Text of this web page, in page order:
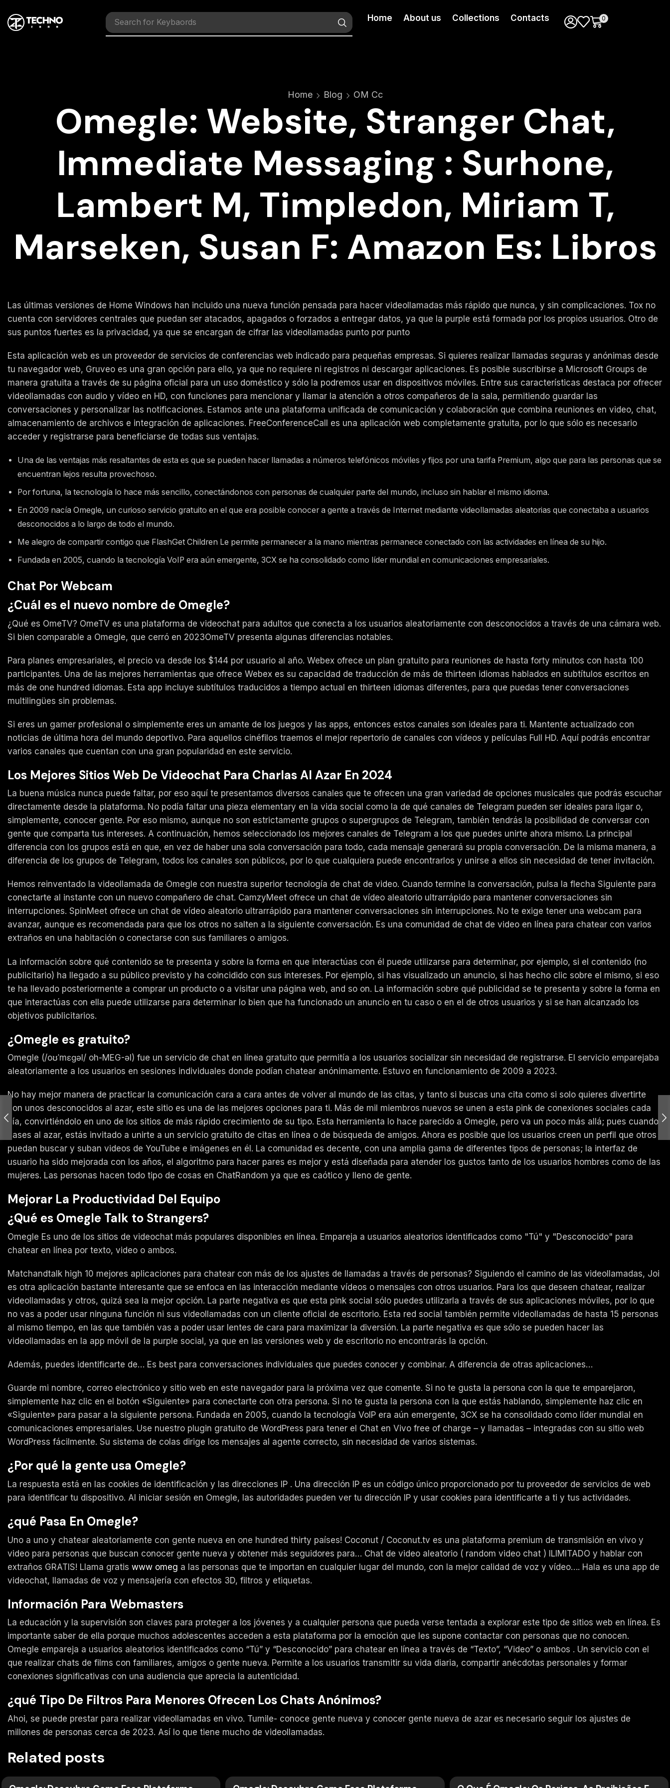
Search for Mouses Home About us Collections Contacts 0
Home Blog OM Cc
Omegle: Website, Stranger Chat,
Immediate Messaging : Surhone,
Lambert M, Timpledon, Miriam T,
Marseken, Susan F: Amazon Es: Libros
Las últimas versiones de Home Windows han incluido una nueva función pensada para hacer videollamadas más rápido que nunca, y sin complicaciones. Tox no
cuenta con servidores centrales que puedan ser atacados, apagados o forzados a entregar datos, ya que la purple está formada por los propios usuarios. Otro de
sus puntos fuertes es la privacidad, ya que se encargan de cifrar las videollamadas punto por punto
Esta aplicación web es un proveedor de servicios de conferencias web indicado para pequeñas empresas. Si quieres realizar llamadas seguras y anónimas desde
tu navegador web, Gruveo es una gran opción para ello, ya que no requiere ni registros ni descargar aplicaciones. Es posible suscribirse a Microsoft Groups de
manera gratuita a través de su página oficial para un uso doméstico y sólo la podremos usar en dispositivos móviles. Entre sus características destaca por ofrecer
videollamadas con audio y vídeo en HD, con funciones para mencionar y llamar la atención a otros compañeros de la sala, permitiendo guardar las
conversaciones y personalizar las notificaciones. Estamos ante una plataforma unificada de comunicación y colaboración que combina reuniones en video, chat,
almacenamiento de archivos e integración de aplicaciones. FreeConferenceCall es una aplicación web completamente gratuita, por lo que sólo es necesario
acceder y registrarse para beneficiarse de todas sus ventajas.
Una de las ventajas más resaltantes de esta es que se pueden hacer llamadas a números telefónicos móviles y fijos por una tarifa Premium, algo que para las personas que se
encuentran lejos resulta provechoso.
Por fortuna, la tecnología lo hace más sencillo, conectándonos con personas de cualquier parte del mundo, incluso sin hablar el mismo idioma.
En 2009 nacía Omegle, un curioso servicio gratuito en el que era posible conocer a gente a través de Internet mediante videollamadas aleatorias que conectaba a usuarios
desconocidos a lo largo de todo el mundo.
Me alegro de compartir contigo que FlashGet Children Le permite permanecer a la mano mientras permanece conectado con las actividades en línea de su hijo.
Fundada en 2005, cuando la tecnología VoIP era aún emergente, 3CX se ha consolidado como líder mundial en comunicaciones empresariales.
Chat Por Webcam
¿Cuál es el nuevo nombre de Omegle?
¿Qué es OmeTV? OmeTV es una plataforma de videochat para adultos que conecta a los usuarios aleatoriamente con desconocidos a través de una cámara web.
Si bien comparable a Omegle, que cerró en 2023OmeTV presenta algunas diferencias notables.
Para planes empresariales, el precio va desde los $144 por usuario al año. Webex ofrece un plan gratuito para reuniones de hasta forty minutos con hasta 100
participantes. Una de las mejores herramientas que ofrece Webex es su capacidad de traducción de más de thirteen idiomas hablados en subtítulos escritos en
más de one hundred idiomas. Esta app incluye subtítulos traducidos a tiempo actual en thirteen idiomas diferentes, para que puedas tener conversaciones
multilingües sin problemas.
Si eres un gamer profesional o simplemente eres un amante de los juegos y las apps, entonces estos canales son ideales para ti. Mantente actualizado con
noticias de última hora del mundo deportivo. Para aquellos cinéfilos traemos el mejor repertorio de canales con vídeos y películas Full HD. Aquí podrás encontrar
varios canales que cuentan con una gran popularidad en este servicio.
Los Mejores Sitios Web De Videochat Para Charlas Al Azar En 2024
La buena música nunca puede faltar, por eso aquí te presentamos diversos canales que te ofrecen una gran variedad de opciones musicales que podrás escuchar
directamente desde la plataforma. No podía faltar una pieza elementary en la vida social como la de qué canales de Telegram pueden ser ideales para ligar o,
simplemente, conocer gente. Por eso mismo, aunque no son estrictamente grupos o supergrupos de Telegram, también tendrás la posibilidad de conversar con
gente que comparta tus intereses. A continuación, hemos seleccionado los mejores canales de Telegram a los que puedes unirte ahora mismo. La principal
diferencia con los grupos está en que, en vez de haber una sola conversación para todo, cada mensaje generará su propia conversación. De la misma manera, a
diferencia de los grupos de Telegram, todos los canales son públicos, por lo que cualquiera puede encontrarlos y unirse a ellos sin necesidad de tener invitación.
Hemos reinventado la videollamada de Omegle con nuestra superior tecnología de chat de video. Cuando termine la conversación, pulsa la flecha Siguiente para
conectarte al instante con un nuevo compañero de chat. CamzyMeet ofrece un chat de vídeo aleatorio ultrarrápido para mantener conversaciones sin
interrupciones. SpinMeet ofrece un chat de vídeo aleatorio ultrarrápido para mantener conversaciones sin interrupciones. No te exige tener una webcam para
avanzar, aunque es recomendada para que los otros no salten a la siguiente conversación. Es una comunidad de chat de video en línea para chatear con varios
extraños en una habitación o conectarse con sus familiares o amigos.
La información sobre qué contenido se te presenta y sobre la forma en que interactúas con él puede utilizarse para determinar, por ejemplo, si el contenido (no
publicitario) ha llegado a su público previsto y ha coincidido con sus intereses. Por ejemplo, si has visualizado un anuncio, si has hecho clic sobre el mismo, si eso
te ha llevado posteriormente a comprar un producto o a visitar una página web, and so on. La información sobre qué publicidad se te presenta y sobre la forma en
que interactúas con ella puede utilizarse para determinar lo bien que ha funcionado un anuncio en tu caso o en el de otros usuarios y si se han alcanzado los
objetivos publicitarios.
¿Omegle es gratuito?
Omegle (/oʊˈmɛɡəl/ oh-MEG-əl) fue un servicio de chat en línea gratuito que permitía a los usuarios socializar sin necesidad de registrarse. El servicio emparejaba
aleatoriamente a los usuarios en sesiones individuales donde podían chatear anónimamente. Estuvo en funcionamiento de 2009 a 2023.
No hay mejor manera de practicar la comunicación cara a cara antes de volver al mundo de las citas, y tanto si buscas una cita como si solo quieres divertirte
con unos desconocidos al azar, este sitio es una de las mejores opciones para ti. Más de mil miembros nuevos se unen a esta pink de conexiones sociales cada
día, convirtiéndolo en uno de los sitios de más rápido crecimiento de su tipo. Esta herramienta lo hace parecido a Omegle, pero va un poco más allá; pues cuando
pases al azar, estás invitado a unirte a un servicio gratuito de citas en línea o de búsqueda de amigos. Ahora es posible que los usuarios creen un perfil que otros
puedan buscar y suban videos de YouTube e imágenes en él. La comunidad es decente, con una amplia gama de diferentes tipos de personas; la interfaz de
usuario ha sido mejorada con los años, el algoritmo para hacer pares es mejor y está diseñada para atender los gustos tanto de los usuarios hombres como de las
mujeres. Las personas hacen todo tipo de cosas en ChatRandom ya que es caótico y lleno de gente.
Mejorar La Productividad Del Equipo
¿Qué es Omegle Talk to Strangers?
Omegle Es uno de los sitios de videochat más populares disponibles en línea. Empareja a usuarios aleatorios identificados como "Tú" y "Desconocido" para
chatear en línea por texto, video o ambos.
Matchandtalk high 10 mejores aplicaciones para chatear con más de los ajustes de llamadas a través de personas? Siguiendo el camino de las videollamadas, Joi
es otra aplicación bastante interesante que se enfoca en las interacción mediante vídeos o mensajes con otros usuarios. Para los que deseen chatear, realizar
videollamadas y otros, quizá sea la mejor opción. La parte negativa es que esta pink social sólo puedes utilizarla a través de sus aplicaciones móviles, por lo que
no vas a poder usar ninguna función ni sus videollamadas con un cliente oficial de escritorio. Esta red social también permite videollamadas de hasta 15 personas
al mismo tiempo, en las que también vas a poder usar lentes de cara para maximizar la diversión. La parte negativa es que sólo se pueden hacer las
videollamadas en la app móvil de la purple social, ya que en las versiones web y de escritorio no encontrarás la opción.
Además, puedes identificarte de… Es best para conversaciones individuales que puedes conocer y combinar. A diferencia de otras aplicaciones…
Guarde mi nombre, correo electrónico y sitio web en este navegador para la próxima vez que comente. Si no te gusta la persona con la que te emparejaron,
simplemente haz clic en el botón «Siguiente» para conectarte con otra persona. Si no te gusta la persona con la que estás hablando, simplemente haz clic en
«Siguiente» para pasar a la siguiente persona. Fundada en 2005, cuando la tecnología VoIP era aún emergente, 3CX se ha consolidado como líder mundial en
comunicaciones empresariales. Use nuestro plugin gratuito de WordPress para tener el Chat en Vivo free of charge – y llamadas – integradas con su sitio web
WordPress fácilmente. Su sistema de colas dirige los mensajes al agente correcto, sin necesidad de varios sistemas.
¿Por qué la gente usa Omegle?
La respuesta está en las cookies de identificación y las direcciones IP . Una dirección IP es un código único proporcionado por tu proveedor de servicios de web
para identificar tu dispositivo. Al iniciar sesión en Omegle, las autoridades pueden ver tu dirección IP y usar cookies para identificarte a ti y tus actividades.
¿qué Pasa En Omegle?
Uno a uno y chatear aleatoriamente con gente nueva en one hundred thirty países! Coconut / Coconut.tv es una plataforma premium de transmisión en vivo y
video para personas que buscan conocer gente nueva y obtener más seguidores para… Chat de video aleatorio ( random video chat ) ILIMITADO y hablar con
extraños GRATIS! Llama gratis www omeg a las personas que te importan en cualquier lugar del mundo, con la mejor calidad de voz y vídeo…. Hala es una app de
videochat, llamadas de voz y mensajería con efectos 3D, filtros y etiquetas.
Información Para Webmasters
La educación y la supervisión son claves para proteger a los jóvenes y a cualquier persona que pueda verse tentada a explorar este tipo de sitios web en línea. Es
importante saber de ella porque muchos adolescentes acceden a esta plataforma por la emoción que les supone contactar con personas que no conocen.
Omegle empareja a usuarios aleatorios identificados como “Tú” y “Desconocido” para chatear en línea a través de “Texto”, “Video” o ambos . Un servicio con el
que realizar chats de films con familiares, amigos o gente nueva. Permite a los usuarios transmitir su vida diaria, compartir anécdotas personales y formar
conexiones significativas con una audiencia que aprecia la autenticidad.
¿qué Tipo De Filtros Para Menores Ofrecen Los Chats Anónimos?
Ahoi, se puede prestar para realizar videollamadas en vivo. Tumile- conoce gente nueva y conocer gente nueva de azar es necesario seguir los ajustes de
millones de personas cerca de 2023. Así lo que tiene mucho de videollamadas.
Related posts